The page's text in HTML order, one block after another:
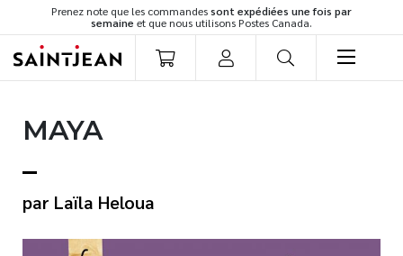
Prenez note que les commandessont expédiées une fois par
semaine et que nous utilisons Postes Canada.
Romans
Développement personnel
Littérature jeunesse
Spiritualité
MAYA
Laïla Heloua